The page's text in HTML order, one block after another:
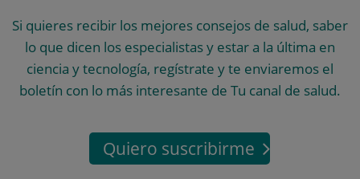
Si quieres recibir los mejores consejos de salud, saber
lo que dicen los especialistas y estar a la última en
ciencia y tecnología, regístrate y te enviaremos el
boletín con lo más interesante de Tu canal de salud.
Quiero suscribirme